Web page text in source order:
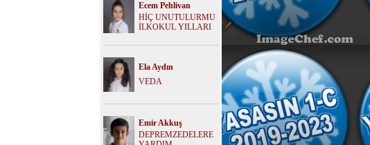
Ecem Pehlivan
HİÇ UNUTULURMU
İLKOKUL YILLARI
Ela Aydın
VEDA
Emir Akkuş
DEPREMZEDELERE